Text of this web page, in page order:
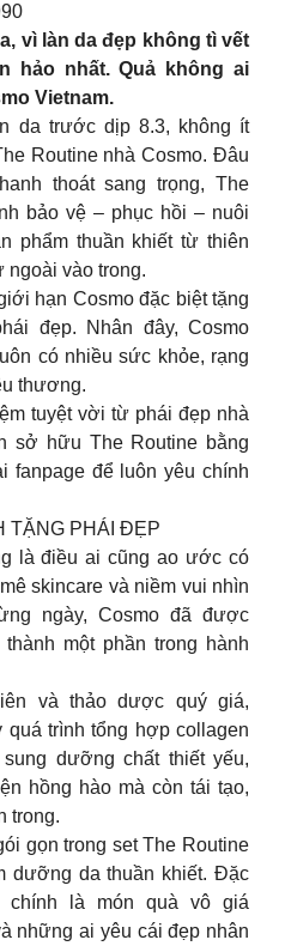
vì làn da đẹp không tì vết
hảo nhất. Quả không ai
Vietnam.
da trước dịp 8.3, không ít
Routine nhà Cosmo. Đâu
thoát sang trọng, The
bảo vệ – phục hồi – nuôi
phẩm thuần khiết từ thiên
ngoài vào trong.
hạn Cosmo đặc biệt tặng
đẹp. Nhân đây, Cosmo
có nhiều sức khỏe, rạng
thương.
tuyệt vời từ phái đẹp nhà
sở hữu The Routine bằng
fanpage để luôn yêu chính
TẶNG PHÁI ĐẸP
là điều ai cũng ao ước có
skincare và niềm vui nhìn
ngày, Cosmo đã được
một phần trong hành
và thảo dược quý giá,
quá trình tổng hợp collagen
dưỡng chất thiết yếu,
hồng hào mà còn tái tạo,
trong.
gọn trong set The Routine
dưỡng da thuần khiết. Đặc
chính là món quà vô giá
những ai yêu cái đẹp nhân